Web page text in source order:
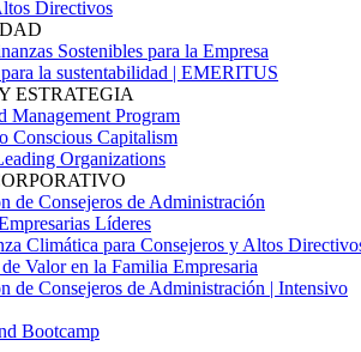
Directivos
Sostenibles para la Empresa
la sustentabilidad | EMERITUS
ESTRATEGIA
Management Program
Conscious Capitalism
Organizations
de Consejeros de Administración
Líderes
Climática para Consejeros y Altos
Valor en la Familia Empresaria
de Consejeros de Administración | Intensivo
Bootcamp